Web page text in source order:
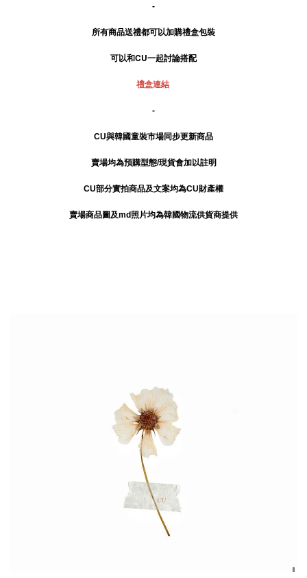
-
所有商品送禮都可以加購禮盒包裝
可以和CU一起討論搭配
禮盒連結
-
CU與韓國童裝市場同步更新商品
賣場均為預購型態/現貨會加以註明
CU部分實拍商品及文案均為CU財產權
賣場商品圖及md照片均為韓國物流供貨商提供